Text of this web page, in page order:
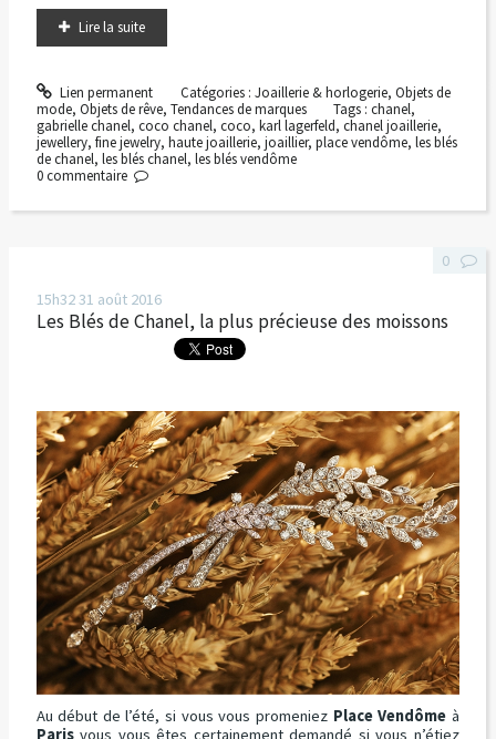
Lire la suite
Lien permanent Catégories : Joaillerie & horlogerie, Objets de
mode, Objets de rêve, Tendances de marques Tags :chanel,
gabrielle chanel, coco chanel, coco, karl lagerfeld, chanel joaillerie,
jewellery, fine jewelry, haute joaillerie, joaillier, place vendôme, les blés
de chanel, les blés chanel, les blés vendôme
0 commentaire
15h3231 août 2016
Les Blés de Chanel, la plus précieuse des moissons
Au début de l’été, si vous vous promeniez Place Vendôme à
Parisvous vous êtes certainement demandé si vous n’étiez
0